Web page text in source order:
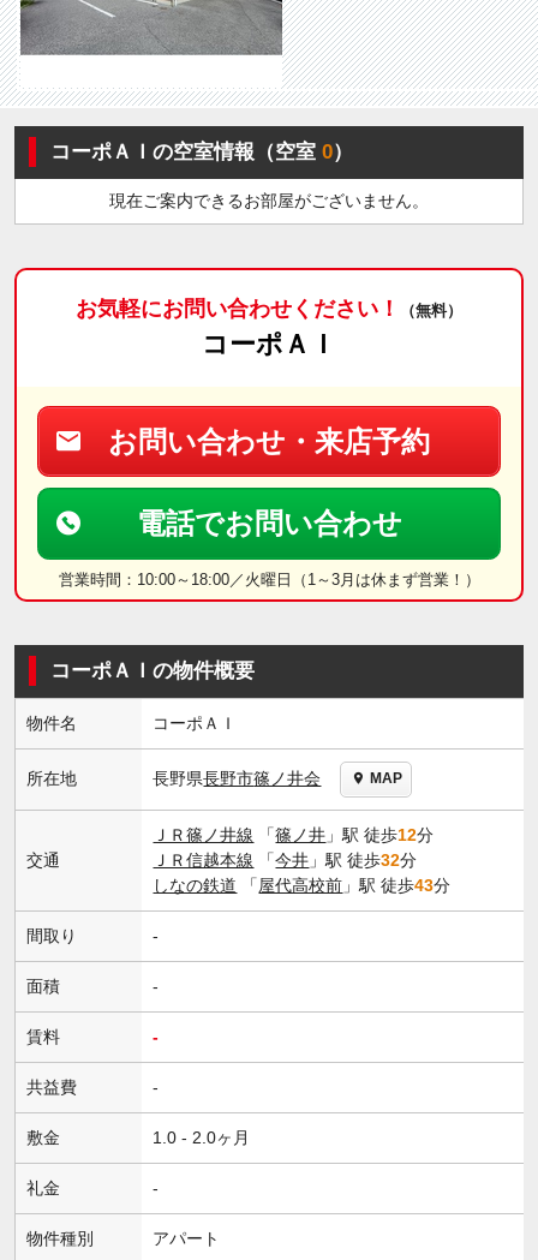
コーポＡＩの空室情報（空室0）
現在ご案内できるお部屋がございません。
お気軽にお問い合わせください！ （無料）
コーポＡＩ
お問い合わせ・来店予約
電話でお問い合わせ
営業時間：10:00～18:00／火曜日（1～3月は休まず営業！）
コーポＡＩの物件概要
物件名 コーポＡＩ
所在地 長野県長野市篠ノ井会 MAP
交通
ＪＲ篠ノ井線 「篠ノ井 」駅 徒歩12分
ＪＲ信越本線 「今井 」駅 徒歩32分
しなの鉄道 「屋代高校前 」駅 徒歩43分
間取り -
面積 -
賃料 -
共益費 -
敷金 1.0 - 2.0ヶ月
礼金 -
物件種別 アパート